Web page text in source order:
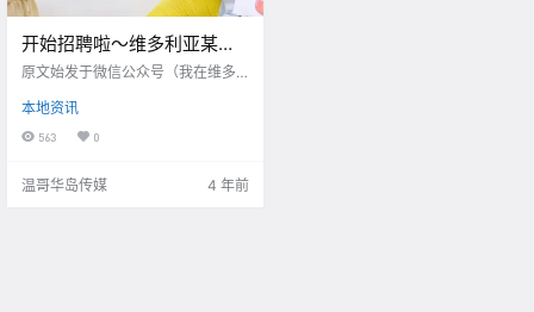
开始招聘啦～维多利亚某学
区正在招募教育助理！Oak
场扣下！
原文始发于微信公众号（我在维多
今天咱先从分享好运开始！ victoria
buzz 最近维多利亚一位大爷 从Foul
本地资讯
563 0
温哥华岛传媒 4 年前